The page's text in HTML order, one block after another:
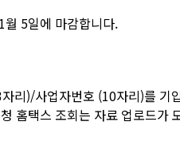
5일에 마감합니다.
리)/사업자번호 (10자리)를 기
홈택스 조회는 자료 업로드가